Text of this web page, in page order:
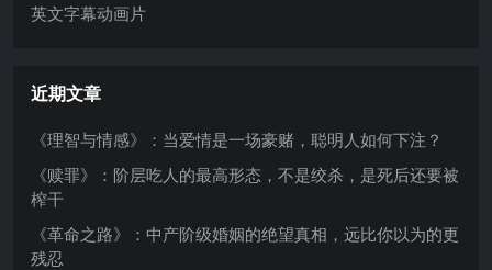
英文字幕动画片
近期文章
《理智与情感》：当爱情是一场豪赌，聪明人如何下注？
《赎罪》：阶层吃人的最高形态，不是绞杀，是死后还要被
榨干
《革命之路》：中产阶级婚姻的绝望真相，远比你以为的更
残忍